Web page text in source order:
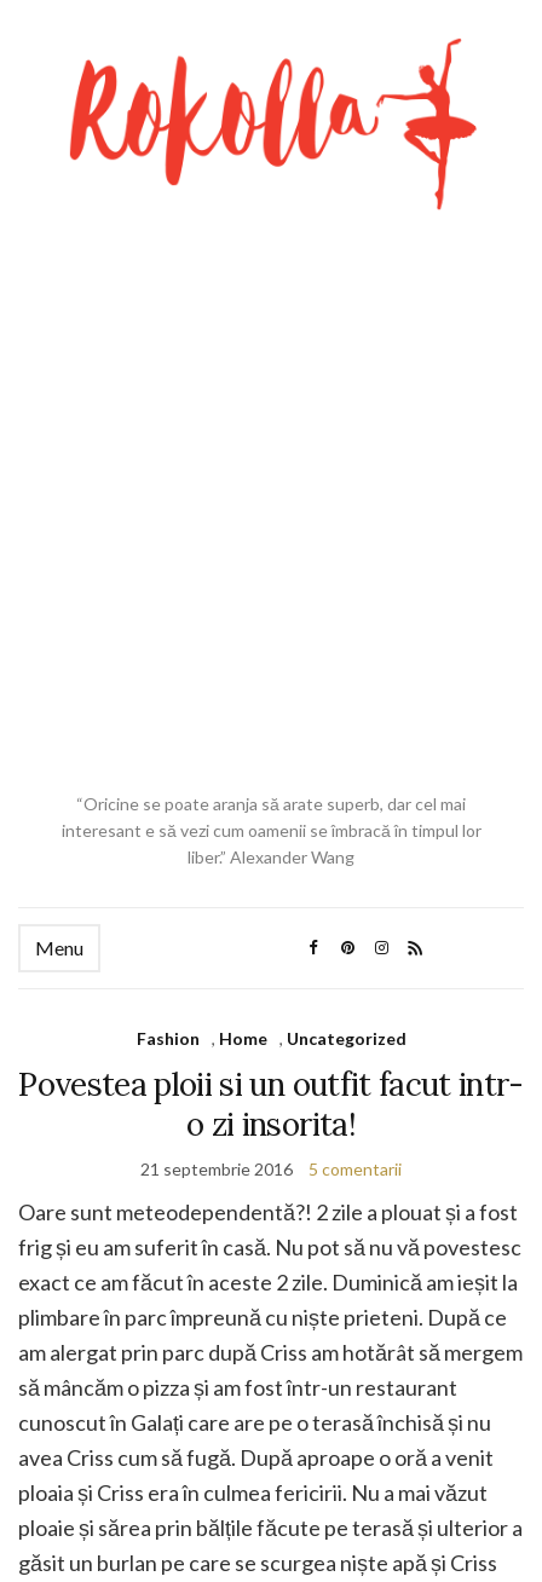
“Oricine se poate aranja să arate superb, dar cel mai
interesant e să vezi cum oamenii se îmbracă în timpul lor
liber.” Alexander Wang
Menu
Fashion , Home , Uncategorized
Povestea ploii si un outfit facut intr-
o zi insorita!
21 septembrie 2016 5 comentarii
Oare sunt meteodependentă?! 2 zile a plouat și a fost
frig și eu am suferit în casă. Nu pot să nu vă povestesc
exact ce am făcut în aceste 2 zile. Duminică am ieșit la
plimbare în parc împreună cu niște prieteni. După ce
am alergat prin parc după Criss am hotărât să mergem
să mâncăm o pizza și am fost într-un restaurant
cunoscut în Galați care are pe o terasă închisă și nu
avea Criss cum să fugă. După aproape o oră a venit
ploaia și Criss era în culmea fericirii. Nu a mai văzut
ploaie și sărea prin bălțile făcute pe terasă și ulterior a
găsit un burlan pe care se scurgea niște apă și Criss